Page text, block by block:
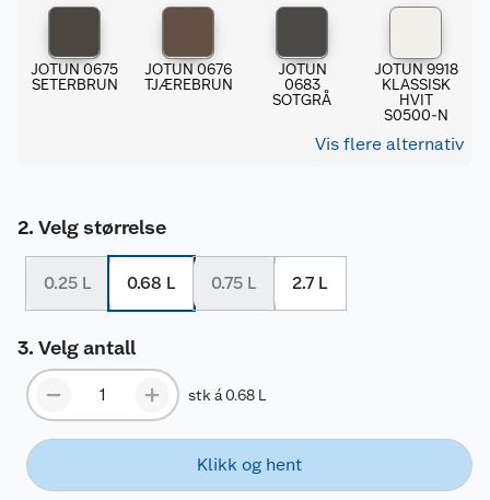
JOTUN 0675
SETERBRUN
JOTUN 0676
TJÆREBRUN
JOTUN
0683
SOTGRÅ
JOTUN 9918
KLASSISK
HVIT
S0500-N
Vis flere alternativ
Velg størrelse
0.25 L 0.68 L 0.75 L 2.7 L
Velg antall
stk á 0.68 L
Klikk og hent